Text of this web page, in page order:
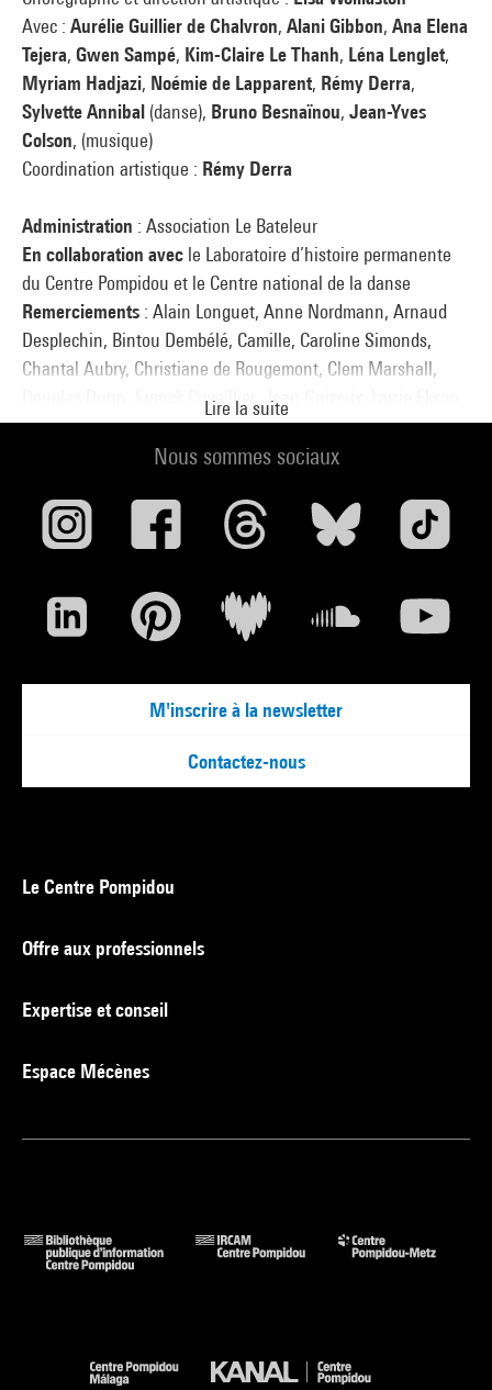
à plusieurs voix une histoire incarnée de la danse, à Paris ou
ailleurs, en contrepoint de l’exposition « Paris Noir.
Circulations artistiques et luttes anticoloniales, 1950 –
2000 ». Un après-midi ponctué de prises de parole,
d’échanges, de photographies inédites et projections rares –
dont la redécouverte d’un spectacle créé pour l’ouverture du
chorégraphiques et musicales reflétant une pensée en quête
d’émancipation et de liberté, ancrée dans l’écoute du corps
et la perception de son énergie : comment le corps vécu est
capable de créer.
Réservation conseillée
Avec : Aurélie Guillier de Chalvron, Alani Gibbon, Ana Elena
Tejera, Gwen Sampé, Kim-Claire Le Thanh, Léna Lenglet,
Myriam Hadjazi, Noémie de Lapparent, Rémy Derra,
Sylvette Annibal (danse), Bruno Besnaïnou, Jean-Yves
Colson, (musique)
Coordination artistique : Rémy Derra
Administration : Association Le Bateleur
En collaboration avec le Laboratoire d’histoire permanente
du Centre Pompidou et le Centre national de la danse
Remerciements : Alain Longuet, Anne Nordmann, Arnaud
Desplechin, Bintou Dembélé, Camille, Caroline Simonds,
Chantal Aubry, Christiane de Rougemont, Clem Marshall,
Douglas Dunn, Franck Cuveillier, Jean Guizerix, Larrio Ekson,
Mariann Mathéus, Philippe Verrièle, Reda Kateb, Benjamin
Millepied, Camille Baslé, Damien Manivel, Yoshi Oida
Lire la suite
Nous sommes sociaux
M'inscrire à la newsletter
Contactez-nous
Le Centre Pompidou
Offre aux professionnels
Expertise et conseil
Espace Mécènes